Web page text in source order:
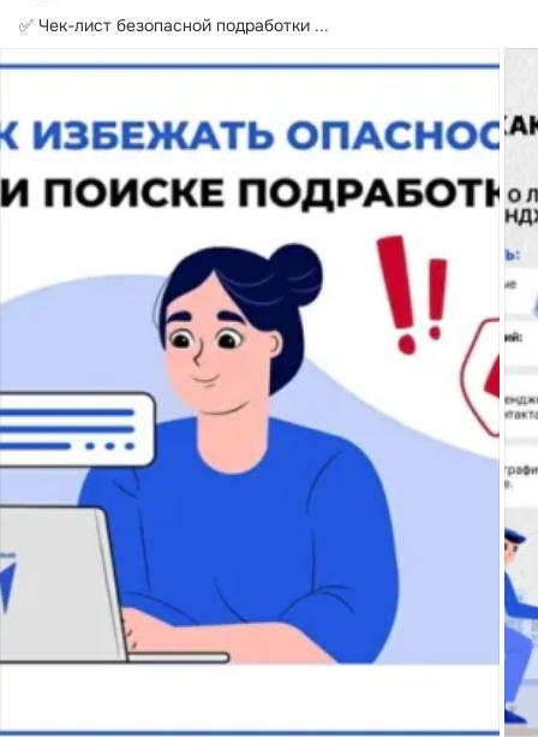
✅ Чек-лист безопасной подработки ...